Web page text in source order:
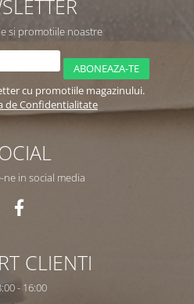
si promotiile noastre
cu promotiile magazinului.
de Confidentialitate
ne in social media
CLIENTI
- 16:00